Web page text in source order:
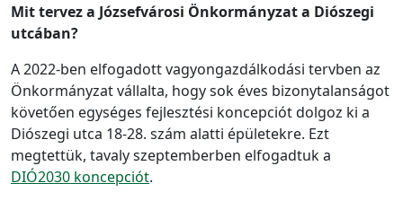
Mit tervez a Józsefvárosi Önkormányzat a Diószegi
utcában?
A 2022-ben elfogadott vagyongazdálkodási tervben az
Önkormányzat vállalta, hogy sok éves bizonytalanságot
követően egységes fejlesztési koncepciót dolgoz ki a
Diószegi utca 18-28. szám alatti épületekre. Ezt
megtettük, tavaly szeptemberben elfogadtuk a
DIÓ2030 koncepciót.